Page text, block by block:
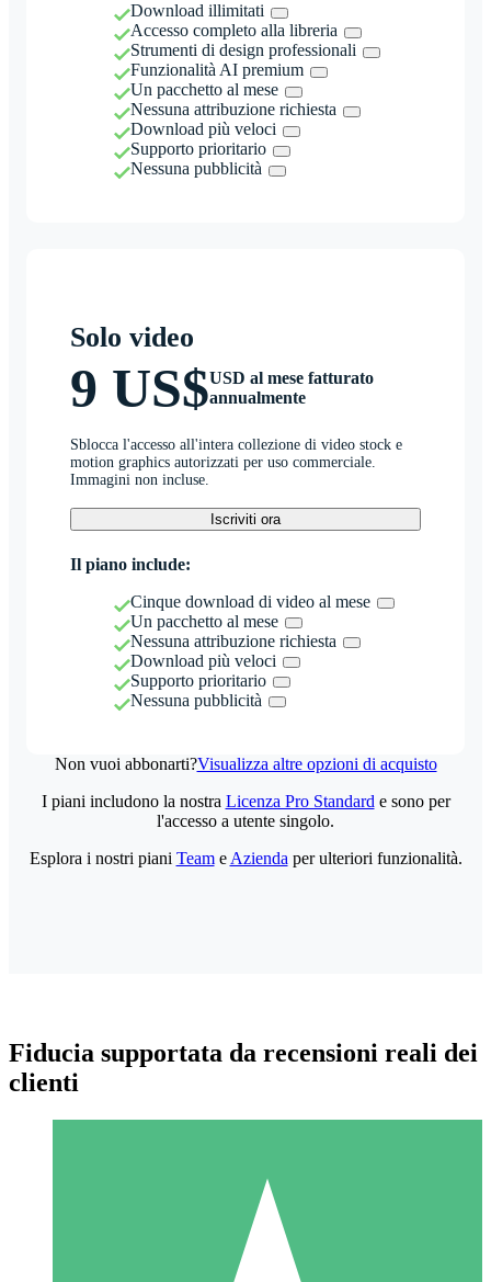
Download illimitati
Accesso completo alla libreria
Strumenti di design professionali
Funzionalità AI premium
Un pacchetto al mese
Nessuna attribuzione richiesta
Download più veloci
Supporto prioritario
Nessuna pubblicità
Solo video
9 US$USD al mese fatturato
annualmente
Sblocca l'accesso all'intera collezione di video stock e
motion graphics autorizzati per uso commerciale.
Immagini non incluse.
Iscriviti ora
Il piano include:
Cinque download di video al mese
Un pacchetto al mese
Nessuna attribuzione richiesta
Download più veloci
Supporto prioritario
Nessuna pubblicità
Non vuoi abbonarti?Visualizza altre opzioni di acquisto
Pacchetti di Crediti Individuali
I piani includono la nostra Licenza Pro Standard e sono per
l'accesso a utente singolo.
Esplora i nostri piani Teame Azienda per ulteriori funzionalità.
Fiducia supportata da recensioni reali dei
clienti